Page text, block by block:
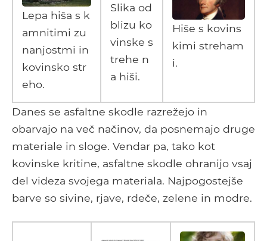
Lepa hiša s k
amnitimi zu
nanjostmi in
kovinsko str
eho.
Slika od
blizu ko
vinske s
trehe n
a hiši.
Hiše s kovins
kimi streham
i.
Danes se asfaltne skodle razrežejo in
obarvajo na več načinov, da posnemajo druge
materiale in sloge. Vendar pa, tako kot
kovinske kritine, asfaltne skodle ohranijo vsaj
del videza svojega materiala. Najpogostejše
barve so sivine, rjave, rdeče, zelene in modre.